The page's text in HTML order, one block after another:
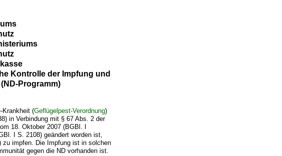
Kontrolle der Impfung und
Programm)
Krankheit (Geflügelpest-Verordnung)
in Verbindung mit § 67 Abs. 2 der
18. Oktober 2007 (BGBl. I
I S. 2108) geändert worden ist,
zu impfen. Die Impfung ist in solchen
gegen die ND vorhanden ist.